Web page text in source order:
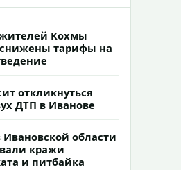
Кохмы
тарифы на
откликнуться
ДТП в Иванове
области
кражи
и питбайка